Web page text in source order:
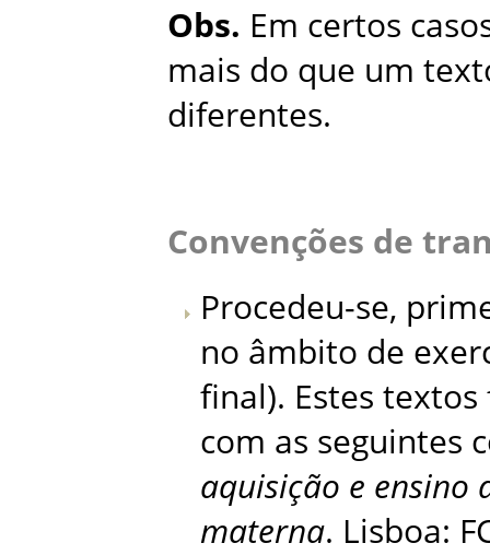
Obs. Em certos
mais do que um
diferentes.
Convenções de
Procedeu-se,
no âmbito de
final). Estes
com as seguintes
aquisição e ensino
materna. Lisboa: